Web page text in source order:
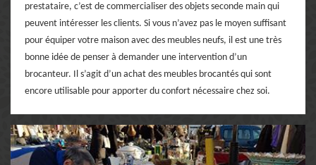
prestataire, c’est de commercialiser des objets seconde main qui
peuvent intéresser les clients. Si vous n’avez pas le moyen suffisant
pour équiper votre maison avec des meubles neufs, il est une très
bonne idée de penser à demander une intervention d’un
brocanteur. Il s’agit d’un achat des meubles brocantés qui sont
encore utilisable pour apporter du confort nécessaire chez soi.